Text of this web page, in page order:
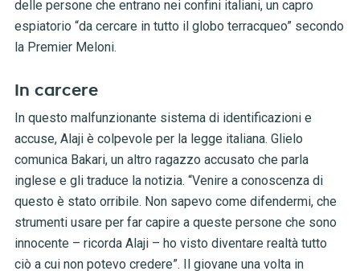
delle persone che entrano nei confini italiani, un capro
espiatorio “da cercare in tutto il globo terracqueo” secondo
la Premier Meloni.
In carcere
In questo malfunzionante sistema di identificazioni e
accuse, Alaji è colpevole per la legge italiana. Glielo
comunica Bakari, un altro ragazzo accusato che parla
inglese e gli traduce la notizia. “Venire a conoscenza di
questo è stato orribile. Non sapevo come difendermi, che
strumenti usare per far capire a queste persone che sono
innocente – ricorda Alaji – ho visto diventare realtà tutto
ciò a cui non potevo credere”. Il giovane una volta in